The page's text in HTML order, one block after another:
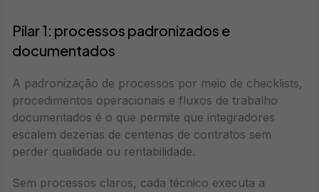
Pilar 1: processos padronizados e
documentados
A padronização de processos por meio de checklists,
procedimentos operacionais e fluxos de trabalho
documentados é o que permite que integradores
escalem dezenas de centenas de contratos sem
perder qualidade ou rentabilidade.
Sem processos claros, cada técnico executa a